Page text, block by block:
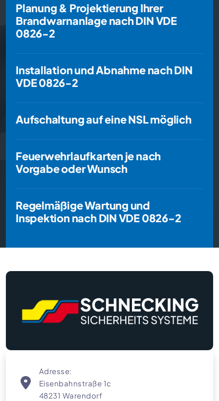
Planung & Projektierung Ihrer
Planung & Projektierung Ihrer
Brandwarnanlage nach DIN VDE
0826-2
Installation und Abnahme nach DIN VDE 0826-2
Installation und Abnahme nach DIN
VDE 0826-2
Aufschaltung auf eine NSL möglich
Aufschaltung auf eine NSL möglich
Feuerwehrlaufkarten je nach Vorgabe oder
Feuerwehrlaufkarten je nach
Vorgabe oder Wunsch
Regelmäßige Wartung und Inspektion nach
Regelmäßige Wartung und
Inspektion nach DIN VDE 0826-2
Kontaktinformationen
Adresse:
Eisenbahnstraße 1c
48231 Warendorf